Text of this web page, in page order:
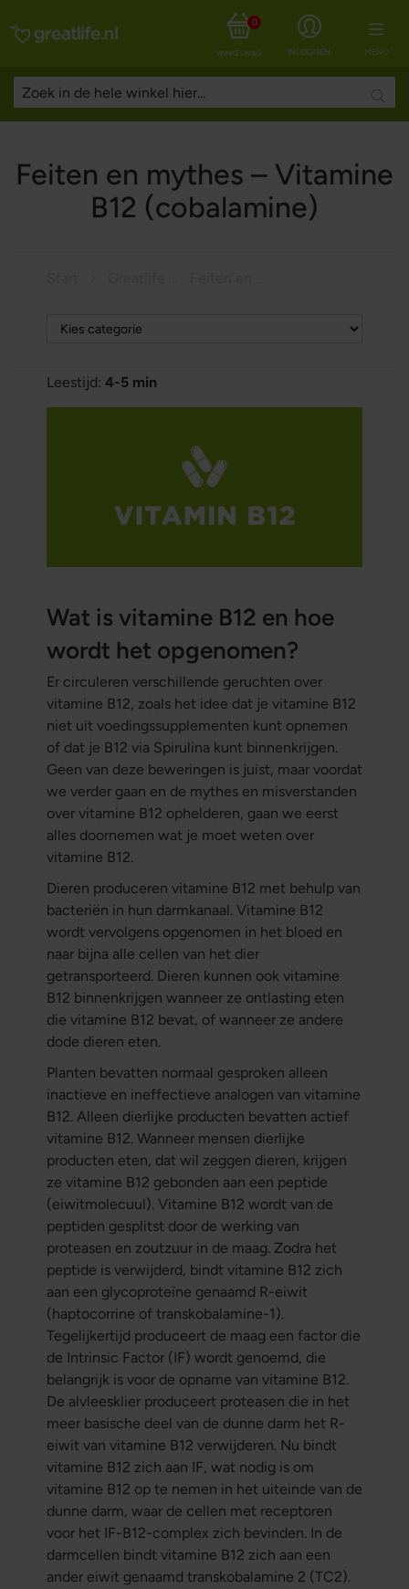
MENU
INLOGGEN
WINKELWAGEN
0
Feiten en mythes – Vitamine
B12 (cobalamine)
Leestijd: 4-5 min
Wat is vitamine B12 en hoe
wordt het opgenomen?
Er circuleren verschillende geruchten over
vitamine B12, zoals het idee dat je vitamine B12
niet uit voedingssupplementen kunt opnemen
of dat je B12 via Spirulina kunt binnenkrijgen.
Geen van deze beweringen is juist, maar voordat
we verder gaan en de mythes en misverstanden
over vitamine B12 ophelderen, gaan we eerst
alles doornemen wat je moet weten over
vitamine B12.
Dieren produceren vitamine B12 met behulp van
bacteriën in hun darmkanaal. Vitamine B12
wordt vervolgens opgenomen in het bloed en
naar bijna alle cellen van het dier
getransporteerd. Dieren kunnen ook vitamine
B12 binnenkrijgen wanneer ze ontlasting eten
die vitamine B12 bevat, of wanneer ze andere
dode dieren eten.
Planten bevatten normaal gesproken alleen
inactieve en ineffectieve analogen van vitamine
B12. Alleen dierlijke producten bevatten actief
vitamine B12. Wanneer mensen dierlijke
producten eten, dat wil zeggen dieren, krijgen
ze vitamine B12 gebonden aan een peptide
(eiwitmolecuul). Vitamine B12 wordt van de
peptiden gesplitst door de werking van
proteasen en zoutzuur in de maag. Zodra het
peptide is verwijderd, bindt vitamine B12 zich
aan een glycoproteïne genaamd R-eiwit
(haptocorrine of transkobalamine-1).
Tegelijkertijd produceert de maag een factor die
de Intrinsic Factor (IF) wordt genoemd, die
belangrijk is voor de opname van vitamine B12.
De alvleesklier produceert proteasen die in het
meer basische deel van de dunne darm het R-
eiwit van vitamine B12 verwijderen. Nu bindt
vitamine B12 zich aan IF, wat nodig is om
vitamine B12 op te nemen in het uiteinde van de
dunne darm, waar de cellen met receptoren
voor het IF-B12-complex zich bevinden. In de
darmcellen bindt vitamine B12 zich aan een
ander eiwit genaamd transkobalamine 2 (TC2).